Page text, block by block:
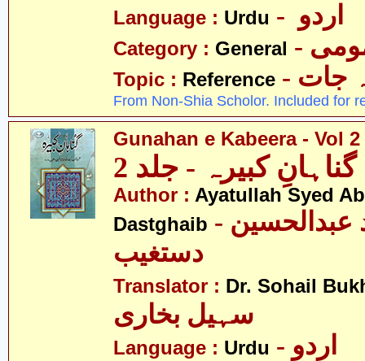
Language : Urdu
Category : General
Topic : Reference جات
From Non-Shia Scholor. Included for
Gunahan e Kabeera - Vol 2
گناہانِ کبیرہ - جلد 2
Author : Ayatullah Syed
Dastghaib - آیت اللہ سیّد عبدالحسین
دستغیب
Translator : Dr. Sohail
سہیل بخاری
Language : Urdu - اردو